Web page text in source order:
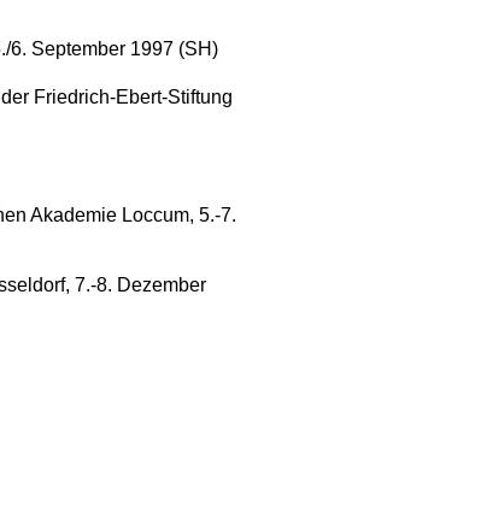
6. September 1997 (SH)
Friedrich-Ebert-Stiftung
Akademie Loccum, 5.-7.
7.-8. Dezember